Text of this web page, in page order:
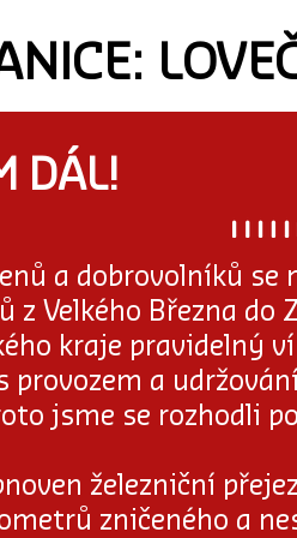
DÁL!
a dobrovolníků
z Velkého Března
kraje pravidelný
provozem a
jsme se rozhodli
železniční
zničeného a